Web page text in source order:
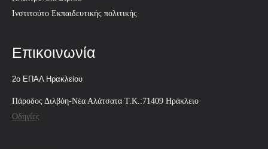
Ινστιτούτο Εκπαιδευτικής πολιτικής
Επικοινωνία
2ο ΕΠΑΛ Ηρακλείου
Πάροδος Διλβόη-Νέα Αλάτσατα Τ.Κ.:71409 Ηράκλειο
Οδηγίες